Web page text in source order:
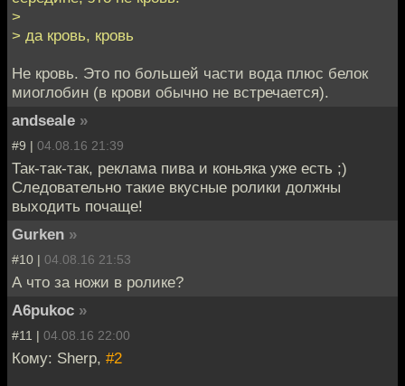
>
> да кровь, кровь
Не кровь. Это по большей части вода плюс белок
миоглобин (в крови обычно не встречается).
andseale »
#9 | 04.08.16 21:39
Так-так-так, реклама пива и коньяка уже есть ;)
Следовательно такие вкусные ролики должны
выходить почаще!
Gurken »
#10 | 04.08.16 21:53
А что за ножи в ролике?
A6pukoc »
#11 | 04.08.16 22:00
Кому: Sherp, #2